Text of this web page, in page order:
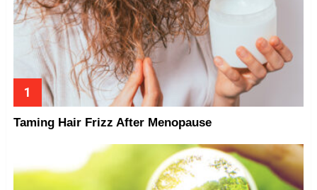
Taming Hair Frizz After Menopause